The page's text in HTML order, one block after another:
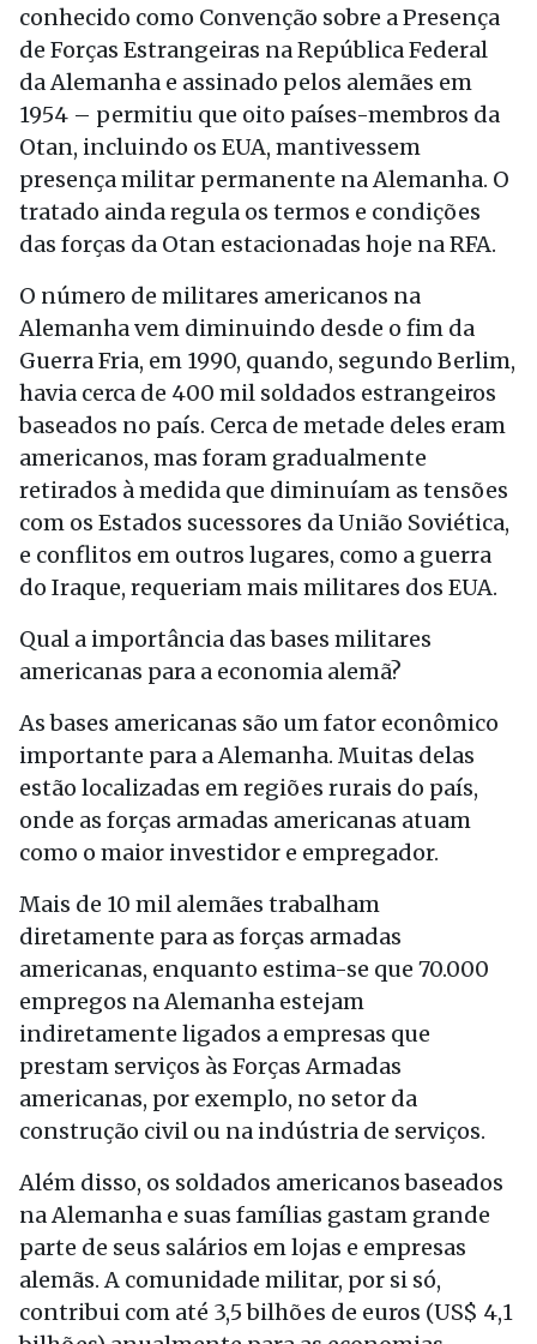
conhecido como Convenção sobre a Presença
de Forças Estrangeiras na República Federal
da Alemanha e assinado pelos alemães em
1954 – permitiu que oito países-membros da
Otan, incluindo os EUA, mantivessem
presença militar permanente na Alemanha. O
tratado ainda regula os termos e condições
das forças da Otan estacionadas hoje na RFA.
O número de militares americanos na
Alemanha vem diminuindo desde o fim da
Guerra Fria, em 1990, quando, segundo Berlim,
havia cerca de 400 mil soldados estrangeiros
baseados no país. Cerca de metade deles eram
americanos, mas foram gradualmente
retirados à medida que diminuíam as tensões
com os Estados sucessores da União Soviética,
e conflitos em outros lugares, como a guerra
do Iraque, requeriam mais militares dos EUA.
Qual a importância das bases militares
americanas para a economia alemã?
As bases americanas são um fator econômico
importante para a Alemanha. Muitas delas
estão localizadas em regiões rurais do país,
onde as forças armadas americanas atuam
como o maior investidor e empregador.
Mais de 10 mil alemães trabalham
diretamente para as forças armadas
americanas, enquanto estima-se que 70.000
empregos na Alemanha estejam
indiretamente ligados a empresas que
prestam serviços às Forças Armadas
americanas, por exemplo, no setor da
construção civil ou na indústria de serviços.
Além disso, os soldados americanos baseados
na Alemanha e suas famílias gastam grande
parte de seus salários em lojas e empresas
alemãs. A comunidade militar, por si só,
contribui com até 3,5 bilhões de euros (US$ 4,1